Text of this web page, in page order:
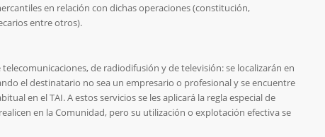
en relación con dichas operaciones (constitución,
entre otros).
de radiodifusión y de televisión: se localizarán en
el destinatario no sea un empresario o profesional y se encuentre
en el TAI. A estos servicios se les aplicará la regla especial de
en la Comunidad, pero su utilización o explotación efectiva se